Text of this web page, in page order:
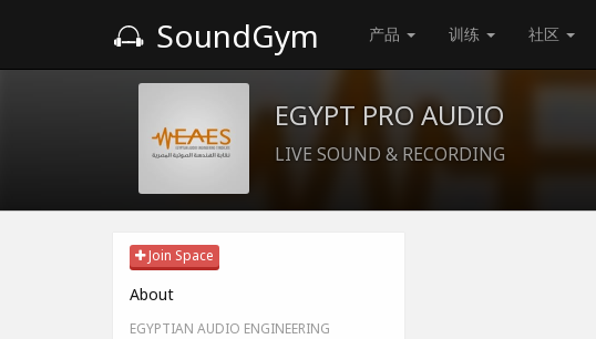
SoundGym 产品 训练 社区
EGYPT PRO AUDIO
LIVE SOUND & RECORDING
Join Space
About
EGYPTIAN AUDIO ENGINEERING